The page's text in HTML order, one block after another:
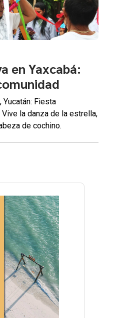
en Yaxcabá:
Yucatán: Fiesta
la danza de la estrella,
de cochino.